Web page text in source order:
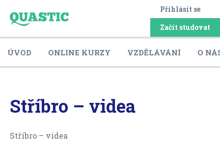
Přihlásit se
Začít studovat
ÚVOD ONLINE KURZY VZDĚLÁVÁNÍ O
Stříbro – videa
Stříbro – videa